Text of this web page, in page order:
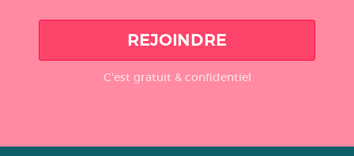
REJOINDRE
C'est gratuit & confidentiel